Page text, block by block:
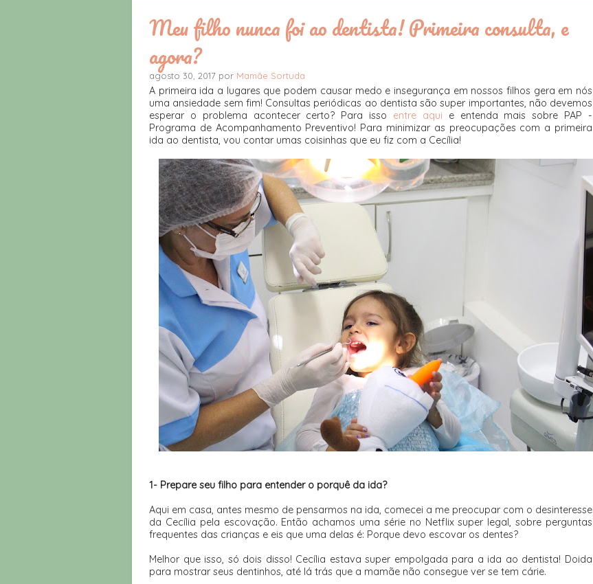
Meu filho nunca foi ao dentista! Primeira consulta, e
agora?
agosto 30, 2017 por Mamãe Sortuda
A primeira ida a lugares que podem causar medo e insegurança em nossos filhos gera em nós
uma ansiedade sem fim! Consultas periódicas ao dentista são super importantes, não devemos
esperar o problema acontecer certo? Para isso entre aqui e entenda mais sobre PAP -
Programa de Acompanhamento Preventivo! Para minimizar as preocupações com a primeira
ida ao dentista, vou contar umas coisinhas que eu fiz com a Cecília!
1- Prepare seu filho para entender o porquê da ida?
Aqui em casa, antes mesmo de pensarmos na ida, comecei a me preocupar com o desinteresse
da Cecília pela escovação. Então achamos uma série no Netflix super legal, sobre perguntas
frequentes das crianças e eis que uma delas é: Porque devo escovar os dentes?
Melhor que isso, só dois disso! Cecília estava super empolgada para a ida ao dentista! Doida
para mostrar seus dentinhos, até lá trás que a mamãe não consegue ver se tem cárie.